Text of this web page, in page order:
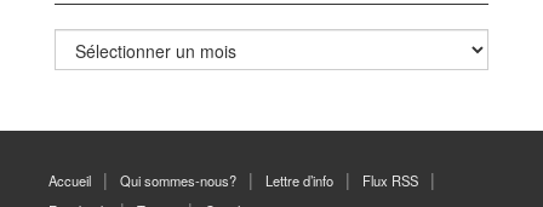
Archives
magazine
Accueil Qui sommes-nous? Lettre d’info
Flux RSS